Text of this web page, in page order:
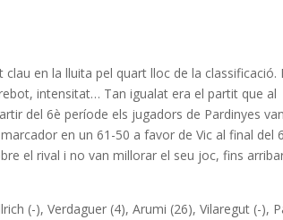
clau en la lluita pel quart lloc de la classificació.
intensitat… Tan igualat era el partit que al
del 6è període els jugadors de Pardinyes van
en un 61-50 a favor de Vic al final del
el rival i no van millorar el seu joc, fins
(-), Verdaguer (4), Arumi (26), Vilaregut (-),